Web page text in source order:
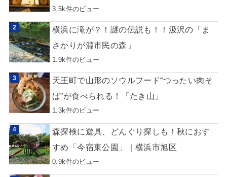
3.5k件のビュー
横浜に滝が？！謎の伝説も！！汲沢の「ま
さかりが淵市民の森」
1.9k件のビュー
天王町で山形のソウルフード“つったい肉そ
ば”が食べられる！「たき山」
1.3k件のビュー
森探検に遊具、どんぐり探しも！秋におす
すめ「今宿東公園」｜横浜市旭区
0.9k件のビュー